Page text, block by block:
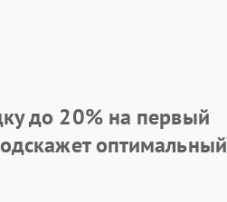
до 20%на первый
оптимальный